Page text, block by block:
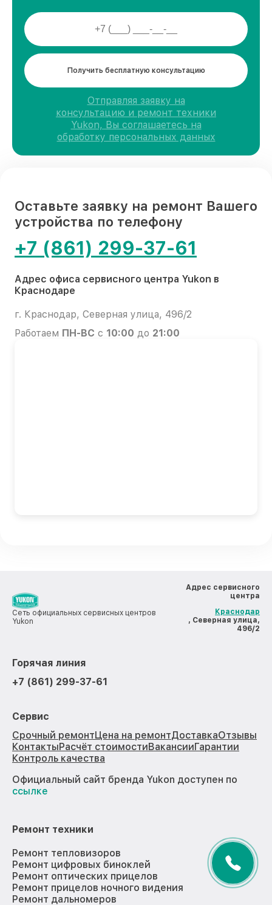
Получить бесплатную консультацию
Отправляя заявку на
консультацию и ремонт техники
Yukon, Вы соглашаетесь на
обработку персональных данных
Оставьте заявку на ремонт Вашего
устройства по телефону
+7 (861) 299-37-61
Адрес офиса сервисного центра Yukon в
Краснодаре
г. Краснодар, Северная улица, 496/2
Работаем ПН-ВС с 10:00 до 21:00
Сеть официальных сервисных центров
Yukon
Адрес сервисного
центра
Краснодар
, Северная улица,
496/2
Горячая линия
+7 (861) 299-37-61
Сервис
Срочный ремонтЦена на ремонтДоставкаОтзывы
КонтактыРасчёт стоимостиВакансииГарантии
Контроль качества
Официальный сайт бренда Yukon доступен по
ссылке
Ремонт техники
Ремонт тепловизоров
Ремонт цифровых биноклей
Ремонт оптических прицелов
Ремонт прицелов ночного видения
Ремонт дальномеров